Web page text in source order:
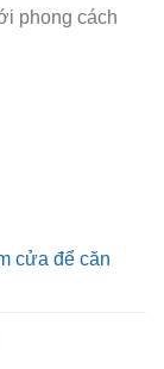
phong cách
cửa để căn